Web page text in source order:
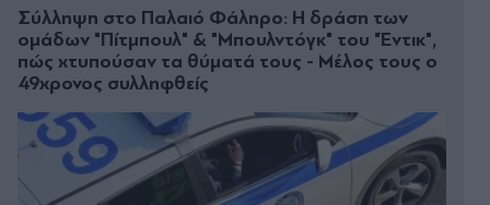
Σύλληψη στο Παλαιό Φάληρο: Η δράση των
ομάδων "Πίτμπουλ" & "Μπουλντόγκ" του "Έντικ",
πώς χτυπούσαν τα θύματά τους - Μέλος τους ο
49χρονος συλληφθείς